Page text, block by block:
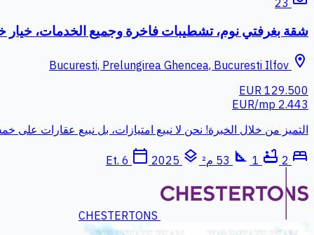
شقة بغرفتي نوم، تشطيبات فاخرة وجميع الخدمات، خيار خطة
location_on
129.500 EUR
2.443 EUR/mp
التميز من خلال الخبرة! نحن لا نبيع امتيازات، بل نبيع عقارات
bed
bathtub
square_foot
layers
calendar_today 2025
CHESTERTONS